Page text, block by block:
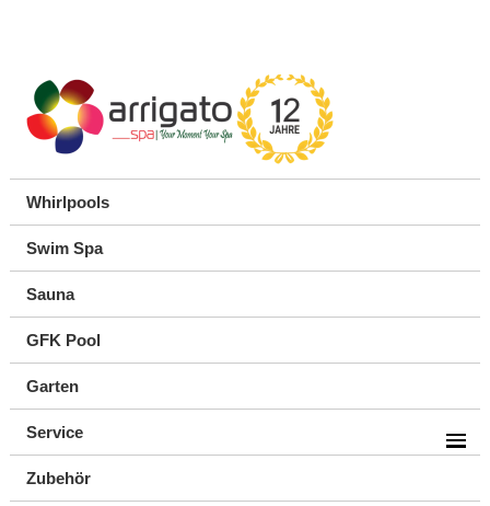
Whirlpools
Swim Spa
Sauna
GFK Pool
Garten
Service
Zubehör